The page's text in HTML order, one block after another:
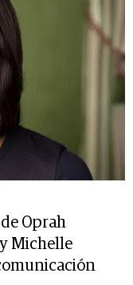
Oprah
Michelle